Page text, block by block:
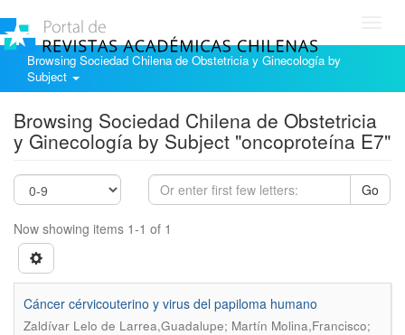
Browsing Sociedad Chilena de Obstetricia y Ginecología by
Subject
Browsing Sociedad Chilena de Obstetricia
y Ginecología by Subject "oncoproteína E7"
Go
Now showing items 1-1 of 1
Cáncer cérvicouterino y virus del papiloma humano
Zaldívar Lelo de Larrea,Guadalupe; Martín Molina,Francisco;